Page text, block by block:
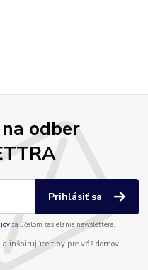
odber
Prihlásiť sa
za účelom zasielania newslettera.
inšpirujúce tipy pre váš domov.